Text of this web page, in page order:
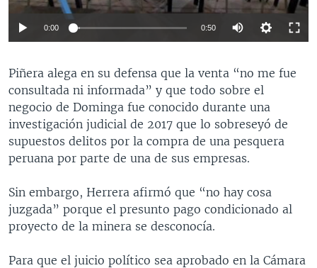
0:00 0:50
Piñera alega en su defensa que la venta “no me fue
consultada ni informada” y que todo sobre el
negocio de Dominga fue conocido durante una
investigación judicial de 2017 que lo sobreseyó de
supuestos delitos por la compra de una pesquera
peruana por parte de una de sus empresas.
Sin embargo, Herrera afirmó que “no hay cosa
juzgada” porque el presunto pago condicionado al
proyecto de la minera se desconocía.
Para que el juicio político sea aprobado en la Cámara